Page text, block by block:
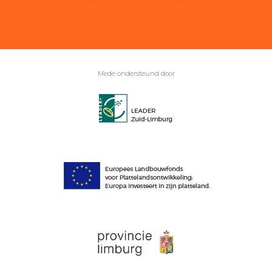
Mede ondersteund door